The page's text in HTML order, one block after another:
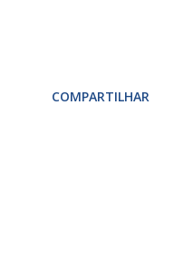
COMPARTILHAR